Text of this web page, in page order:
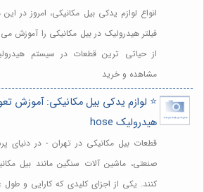
انواع لوازم یدکی بیل مکانیکی، امروز در
فیلتر هیدرولیک در بیل مکانیکی را آموزش
از حیاتی ترین قطعات در سیستم
مشاهده و خرید
⭐️ لوازم یدکی بیل مکانیکی: آموزش
هیدرولیک hose
قطعات بیل مکانیکی در تهران - در دنیای
صنعتی، ماشین آلات سنگین مانند بیل
کنند. یکی از اجزای کلیدی که کارایی و